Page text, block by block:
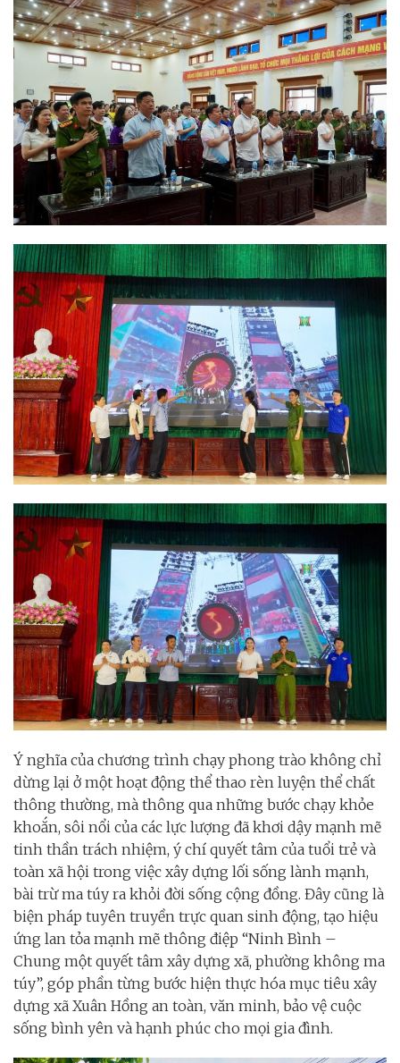
Ý nghĩa của chương trình chạy phong trào không chỉ
dừng lại ở một hoạt động thể thao rèn luyện thể chất
thông thường, mà thông qua những bước chạy khỏe
khoắn, sôi nổi của các lực lượng đã khơi dậy mạnh mẽ
tinh thần trách nhiệm, ý chí quyết tâm của tuổi trẻ và
toàn xã hội trong việc xây dựng lối sống lành mạnh,
bài trừ ma túy ra khỏi đời sống cộng đồng. Đây cũng là
biện pháp tuyên truyền trực quan sinh động, tạo hiệu
ứng lan tỏa mạnh mẽ thông điệp “Ninh Bình –
Chung một quyết tâm xây dựng xã, phường không ma
túy”, góp phần từng bước hiện thực hóa mục tiêu xây
dựng xã Xuân Hồng an toàn, văn minh, bảo vệ cuộc
sống bình yên và hạnh phúc cho mọi gia đình.